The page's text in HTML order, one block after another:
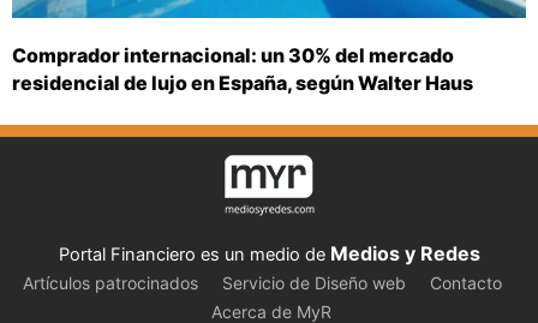
Comprador internacional: un 30% del mercado
residencial de lujo en España, según Walter Haus
Portal Financiero es un medio de Medios y Redes
Artículos patrocinados Servicio de Diseño web
Contacto
Acerca de MyR